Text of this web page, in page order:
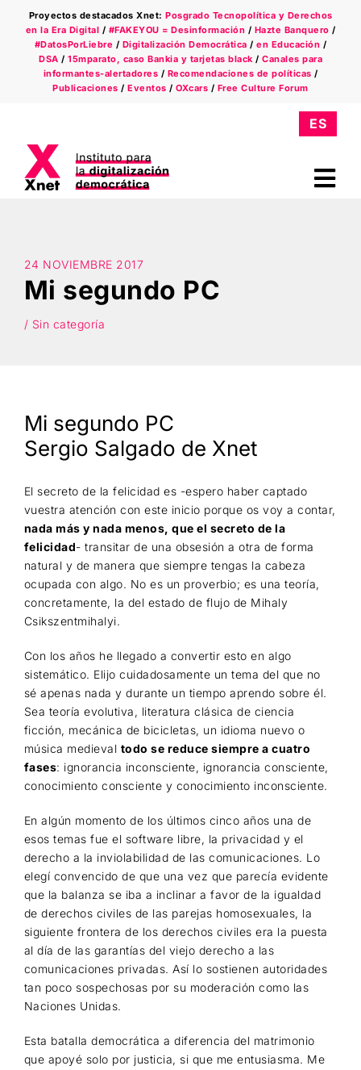
contenido
Proyectos destacados Xnet: Posgrado Tecnopolítica y Derechos
en la Era Digital / #FAKEYOU = Desinformación / Hazte Banquero /
#DatosPorLiebre / Digitalización Democrática /en Educación /
DSA / 15mparato, caso Bankia y tarjetas black / Canales para
informantes-alertadores / Recomendaciones de políticas /
Publicaciones /Eventos /OXcars / Free Culture Forum
Ámbitos
24 NOVIEMBRE 2017
Mi segundo PC
/ Sin categoría
Mi segundo PC
Sergio Salgado de Xnet
El secreto de la felicidad es -espero haber captado
vuestra atención con este inicio porque os voy a contar,
nada más y nada menos, que el secreto de la
felicidad- transitar de una obsesión a otra de forma
natural y de manera que siempre tengas la cabeza
ocupada con algo. No es un proverbio; es una teoría,
concretamente, la del estado de flujo de Mihaly
Csikszentmihalyi.
Con los años he llegado a convertir esto en algo
sistemático. Elijo cuidadosamente un tema del que no
sé apenas nada y durante un tiempo aprendo sobre él.
Sea teoría evolutiva, literatura clásica de ciencia
ficción, mecánica de bicicletas, un idioma nuevo o
música medieval todo se reduce siempre a cuatro
fases: ignorancia inconsciente, ignorancia consciente,
conocimiento consciente y conocimiento inconsciente.
En algún momento de los últimos cinco años una de
esos temas fue el software libre, la privacidad y el
derecho a la inviolabilidad de las comunicaciones. Lo
elegí convencido de que una vez que parecía evidente
que la balanza se iba a inclinar a favor de la igualdad
de derechos civiles de las parejas homosexuales, la
siguiente frontera de los derechos civiles era la puesta
al día de las garantías del viejo derecho a las
comunicaciones privadas. Así lo sostienen autoridades
tan poco sospechosas por su moderación como las
Naciones Unidas.
Esta batalla democrática a diferencia del matrimonio
que apoyé solo por justicia, si que me entusiasma. Me